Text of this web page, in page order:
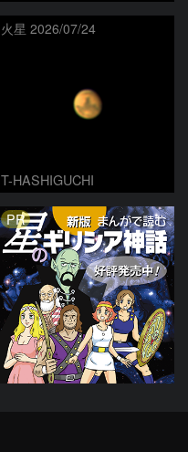
火星 2026/07/24
T-HASHIGUCHI
PR